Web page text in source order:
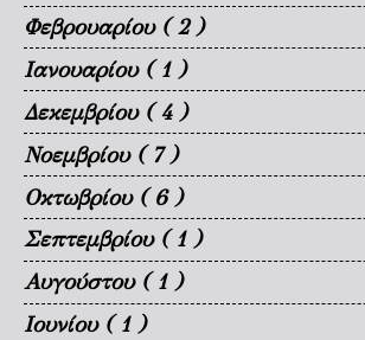
Φεβρουαρίου ( 2 )
Ιανουαρίου ( 1 )
Δεκεμβρίου ( 4 )
Νοεμβρίου ( 7 )
Οκτωβρίου ( 6 )
Σεπτεμβρίου ( 1 )
Αυγούστου ( 1 )
Ιουνίου ( 1 )